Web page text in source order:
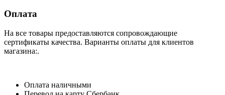
Оплата
На все товары предоставляются сопровождающие
сертификаты качества. Варианты оплаты для клиентов
магазина:.
Оплата наличными